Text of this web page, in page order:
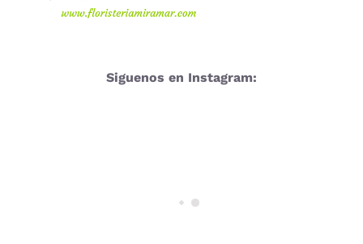
Siguenos en Instagram: